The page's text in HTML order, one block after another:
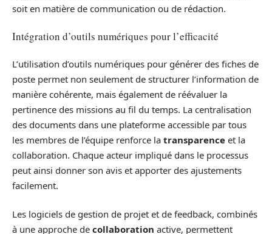
soit en matière de communication ou de rédaction.
Intégration d’outils numériques pour l’efficacité
L’utilisation d’outils numériques pour générer des fiches de
poste permet non seulement de structurer l’information de
manière cohérente, mais également de réévaluer la
pertinence des missions au fil du temps. La centralisation
des documents dans une plateforme accessible par tous
les membres de l’équipe renforce la transparence et la
collaboration. Chaque acteur impliqué dans le processus
peut ainsi donner son avis et apporter des ajustements
facilement.
Les logiciels de gestion de projet et de feedback, combinés
à une approche de collaboration active, permettent